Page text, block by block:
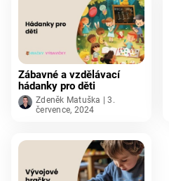
Zábavné a vzdělávací
hádanky pro děti
Zdeněk Matuška | 3.
července, 2024